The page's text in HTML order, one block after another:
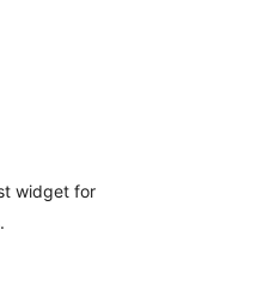
widget for